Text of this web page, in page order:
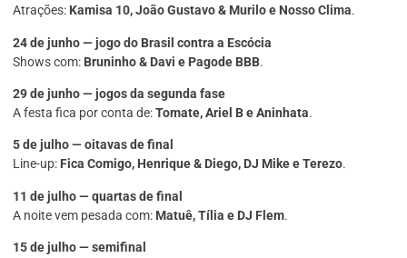
Atrações: Kamisa 10, João Gustavo & Murilo e Nosso Clima.
24 de junho — jogo do Brasil contra a Escócia
Shows com: Bruninho & Davi e Pagode BBB.
29 de junho — jogos da segunda fase
A festa fica por conta de:Tomate, Ariel B e Aninhata.
5 de julho — oitavas de final
Line-up: Fica Comigo, Henrique & Diego, DJ Mike e Terezo.
11 de julho — quartas de final
A noite vem pesada com: Matuê, Tília e DJ Flem.
15 de julho — semifinal